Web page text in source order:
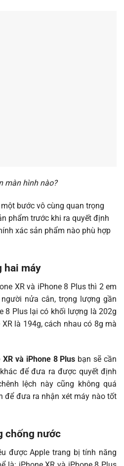
màn hình nào?
một bước vô cùng quan trọng
phẩm trước khi ra quyết định
xác sản phẩm nào phù hợp
hai máy
XR và iPhone 8 Plus thì 2 em
nửa cân, trọng lượng gần
8 Plus lại có khối lượng là 202g
là 194g, cách nhau có 8g mà
và iPhone 8 Plus bạn sẽ cần
để đưa ra được quyết định
lệch này cũng không quá
để đưa ra nhận xét máy nào tốt
chống nước
được Apple trang bị tính năng